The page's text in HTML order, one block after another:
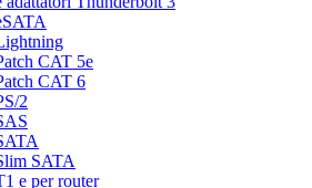
CAT 5e
CAT 6
2
SATA
e per router